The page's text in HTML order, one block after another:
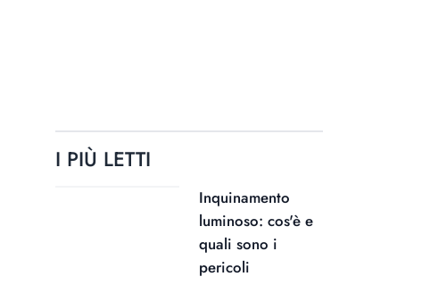
I PIÙ LETTI
Inquinamento
luminoso: cos'è e
quali sono i
pericoli